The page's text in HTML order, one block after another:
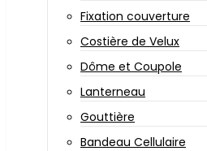
Fixation couverture
Costière de Velux
Dôme et Coupole
Lanterneau
Gouttière
Bandeau Cellulaire